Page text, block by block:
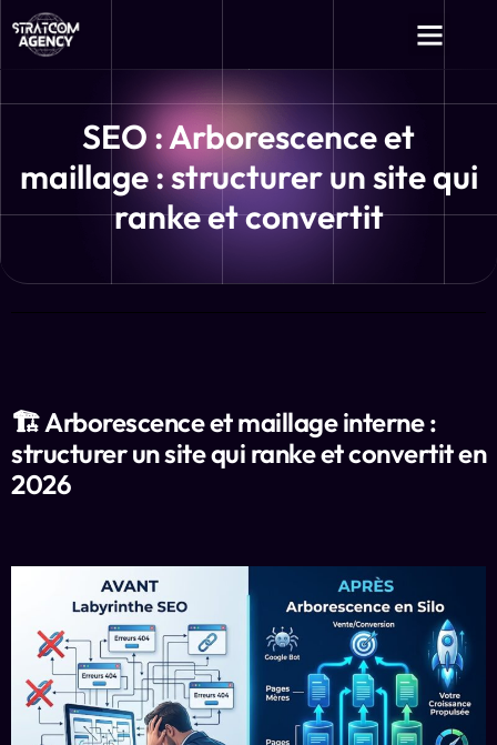
SEO : Arborescence et
maillage : structurer un site qui
ranke et convertit
🏗️ Arborescence et maillage interne :
structurer un site qui ranke et convertit en
2026